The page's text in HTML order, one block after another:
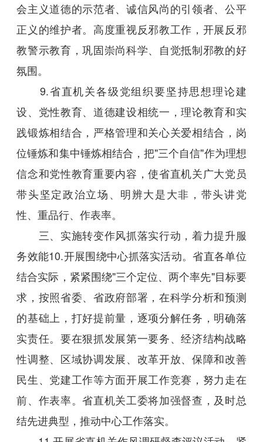
会主义道德的示范者、诚信风尚的引领者、公平
正义的维护者。高度重视反邪教工作，开展反邪
教警示教育，巩固崇尚科学、自觉抵制邪教的好
氛围。
9.省直机关各级党组织要坚持思想理论建
设、党性教育、道德建设相统一，理论教育和实
践锻炼相结合，严格管理和关心关爱相结合，岗
位锤炼和集中锤炼相结合，把"三个自信"作为理想
信念和党性教育重要内容，使省直机关广大党员
带头坚定政治立场、明辨大是大非，带头讲党
性、重品行、作表率。
三、实施转变作风抓落实行动，着力提升服
务效能10.开展围绕中心抓落实活动。省直各单位
结合实际，紧紧围绕"三个定位、两个率先"目标要
求，按照省委、省政府部署，在科学分析和预测
的基础上，打好提前量，逐项分解任务，明确落
实责任。要在狠抓发展第一要务、经济结构战略
性调整、区域协调发展、改革开放、保障和改善
民生、党建工作等方面开展工作竞赛，努力走在
前、作表率。省直机关工委将加强督查，及时总
结先进典型，推动中心工作落实。